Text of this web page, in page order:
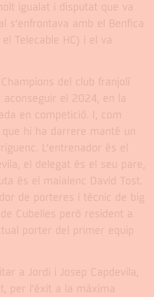
igualat i disputat que va
s’enfrontava amb el Benfica
Telecable HC) i el va
del club franjolí
el 2024, en la
en competició. I, com
que hi ha darrere manté un
L’entrenador és el
el delegat és el seu pare,
és el maialenc David Tost.
de porteres i tècnic de big
Cubelles però resident a
porter del primer equip
a Jordi i Josep Capdevila,
per l’èxit a la màxima